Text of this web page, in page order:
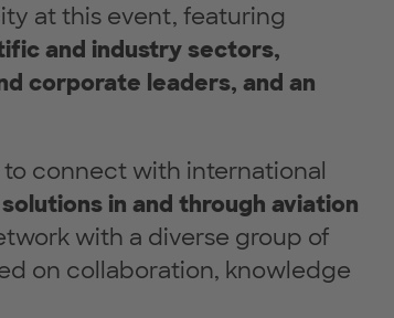
at this event, featuring
and industry sectors,
corporate leaders, and an
connect with international
in and through aviation
with a diverse group of
on collaboration, knowledge